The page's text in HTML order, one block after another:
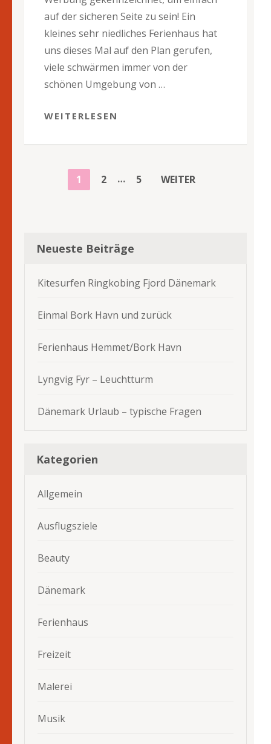
auf der sicheren Seite zu sein! Ein
kleines sehr niedliches Ferienhaus hat
uns dieses Mal auf den Plan gerufen,
viele schwärmen immer von der
schönen Umgebung von …
WEITERLESEN
BEITRAGSNAVIGATION
SEITE
1 SEITE
2 … SEITE
5 WEITER
Neueste Beiträge
Kitesurfen Ringkobing Fjord Dänemark
Einmal Bork Havn und zurück
Ferienhaus Hemmet/Bork Havn
Lyngvig Fyr – Leuchtturm
Dänemark Urlaub – typische Fragen
Kategorien
Allgemein
Ausflugsziele
Beauty
Dänemark
Ferienhaus
Freizeit
Malerei
Musik